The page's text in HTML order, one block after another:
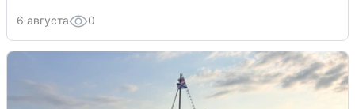
6 августа 0